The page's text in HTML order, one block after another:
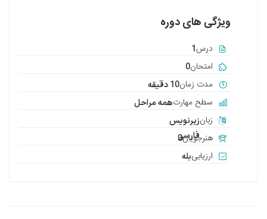
ویژگی های دوره
درس1
امتحان0
مدت زمان10 دقیقه
سطح مهارتهمه مراحل
زبانزیرنویس
فارسی
هنرجویان3
ارزیابیبله